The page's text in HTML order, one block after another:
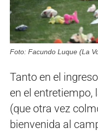
Foto: Facundo Luque (La
Tanto en el
en el entretiempo,
(que otra vez
bienvenida al